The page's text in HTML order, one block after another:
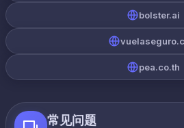
bolster.ai
pea.co.th
常见问题